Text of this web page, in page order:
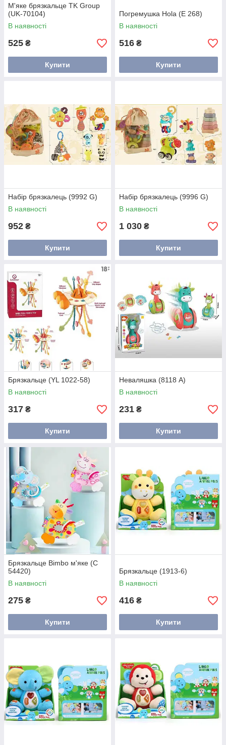
М'яке брязкальце TK Group
(UK-70104)
В наявності
525 ₴
Купити
Погремушка Hola (E 268)
В наявності
516 ₴
Купити
Набір брязкалець (9992 G)
В наявності
952 ₴
Купити
Набір брязкалець (9996 G)
В наявності
1 030 ₴
Купити
Брязкальце (YL 1022-58)
В наявності
317 ₴
Купити
Неваляшка (8118 А)
В наявності
231 ₴
Купити
Брязкальце Bimbo м'яке (С
54420)
В наявності
275 ₴
Купити
Брязкальце (1913-6)
В наявності
416 ₴
Купити